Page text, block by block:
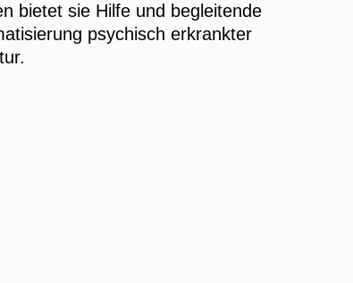
bietet sie Hilfe und begleitende
psychisch erkrankter